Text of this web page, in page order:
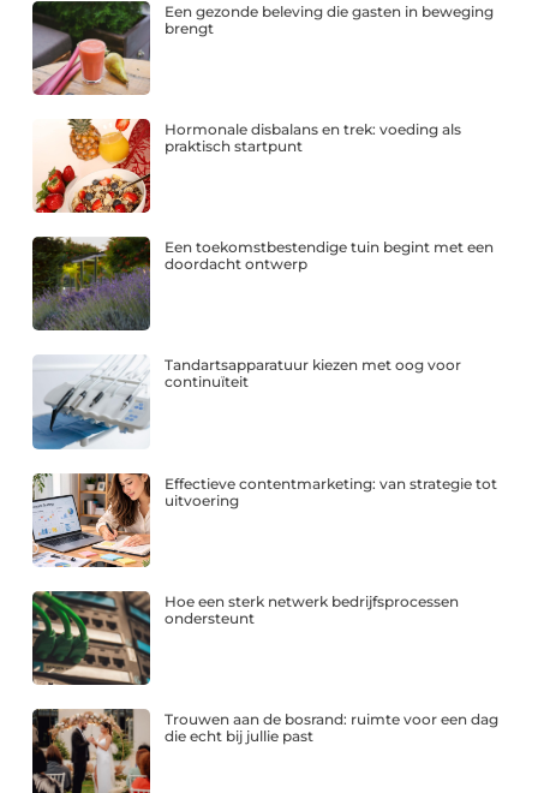
Een gezonde beleving die gasten in beweging
brengt
Hormonale disbalans en trek: voeding als
praktisch startpunt
Een toekomstbestendige tuin begint met een
doordacht ontwerp
Tandartsapparatuur kiezen met oog voor
continuïteit
Effectieve contentmarketing: van strategie tot
uitvoering
Hoe een sterk netwerk bedrijfsprocessen
ondersteunt
Trouwen aan de bosrand: ruimte voor een dag
die echt bij jullie past